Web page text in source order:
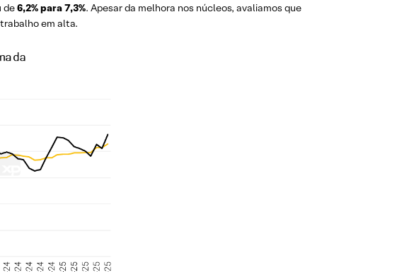
de6,2% para 7,3%. Apesar da melhora nos núcleos, avaliamos que
em alta.